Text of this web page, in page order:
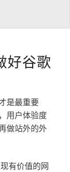
好谷歌
是最重要
用户体验度
做站外的外
有价值的网